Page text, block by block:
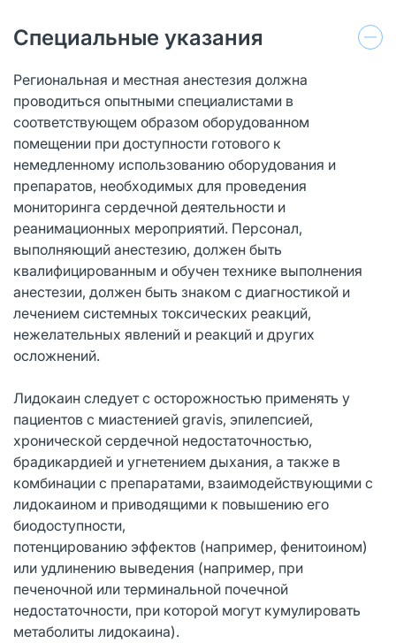
Специальные указания
Региональная и местная анестезия должна
проводиться опытными специалистами в
соответствующем образом оборудованном
помещении при доступности готового к
немедленному использованию оборудования и
препаратов, необходимых для проведения
мониторинга сердечной деятельности и
реанимационных мероприятий. Персонал,
выполняющий анестезию, должен быть
квалифицированным и обучен технике выполнения
анестезии, должен быть знаком с диагностикой и
лечением системных токсических реакций,
нежелательных явлений и реакций и других
осложнений.
Лидокаин следует с осторожностью применять у
пациентов с миастенией gravis, эпилепсией,
хронической сердечной недостаточностью,
брадикардией и угнетением дыхания, а также в
комбинации с препаратами, взаимодействующими с
лидокаином и приводящими к повышению его
биодоступности,
потенцированию эффектов (например, фенитоином)
или удлинению выведения (например, при
печеночной или терминальной почечной
недостаточности, при которой могут кумулировать
метаболиты лидокаина).